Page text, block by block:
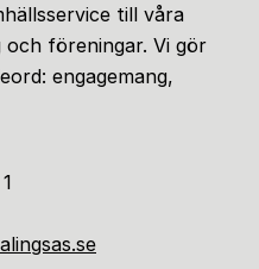
till våra
föreningar. Vi gör
engagemang,